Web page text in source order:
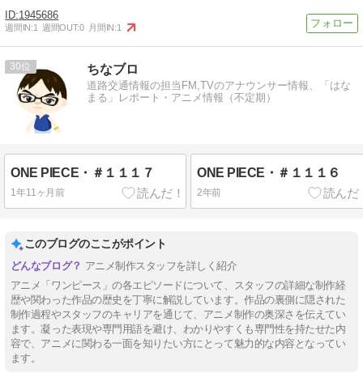
1945686
週間IN:1 週間OUT:0 月間IN:1
30 ちなブロ
道路交通情報の担当FM,TVのアナウンサー情報、「はな
まる」レポート・アニメ情報（不定期）
ONE PIECE・＃１１１７
1年11ヶ月前
ONE PIECE・＃１１１６
2年前
このブログのここがポイント
アニメ制作スタッフを詳しく紹介
アニメ「ワンピース」の各エピソードについて、スタッフの詳細な制作経
歴や関わった作品の歴史を丁寧に解説しています。作品の裏側に隠された
制作過程やスタッフのキャリアを通じて、アニメ制作の奥深さを伝えてい
ます。凝った表現や専門用語を避け、わかりやすくも専門性を持たせた内
容で、アニメに関わる一面を知りたい方にとって魅力的な内容となってい
ます。